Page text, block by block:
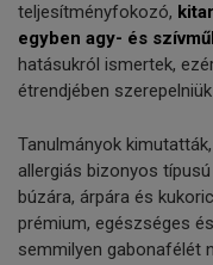
teljesítményfokozó,
egyben agy- és
hatásukról ismertek,
étrendjében szerepelniük
Tanulmányok
allergiás bizonyos
búzára, árpára és
prémium, egészséges
semmilyen gabonafélét